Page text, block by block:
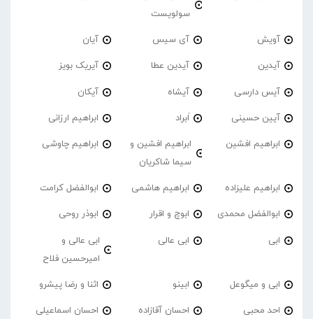
سولویست
آویش آی سیس آیان
آیدین آیدین عطا آیریک بویز
آیس دارسی آیشاه آیکان
آیین حسینی اَبراد ابراهیم ارزانی
ابراهیم افشین
ابراهیم افشین و
سیما شاکریان
ابراهیم چاوشی
ابراهیم علیزاده ابراهیم هاشمی ابوالفضل کرامت
ابوالفضل محمدی ابوچ و اقرار ابوذر روحی
ابی ابی عالی
ابی عالی و
امیرحسین فلاح
ابی و میگوعل ابینو اثنا و رضا پیشرو
احد محبی احسان آقازاده احسان اسماعیلی